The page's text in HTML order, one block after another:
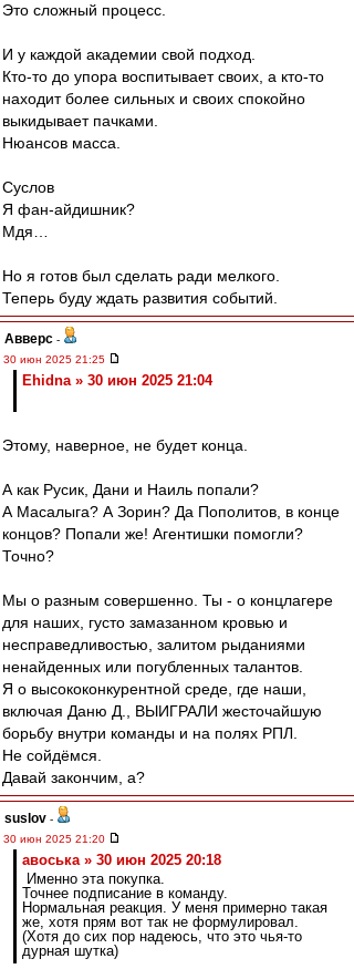
Это сложный процесс.
И у каждой академии свой подход.
Кто-то до упора воспитывает своих, а кто-то
находит более сильных и своих спокойно
выкидывает пачками.
Нюансов масса.
Суслов
Я фан-айдишник?
Мдя…
Но я готов был сделать ради мелкого.
Теперь буду ждать развития событий.
Авверс -
30 июн 2025 21:25
Ehidna » 30 июн 2025 21:04
Этому, наверное, не будет конца.
А как Русик, Дани и Наиль попали?
А Масалыга? А Зорин? Да Пополитов, в конце
концов? Попали же! Агентишки помогли?
Точно?
Мы о разным совершенно. Ты - о концлагере
для наших, густо замазанном кровью и
несправедливостью, залитом рыданиями
ненайденных или погубленных талантов.
Я о высококонкурентной среде, где наши,
включая Даню Д., ВЫИГРАЛИ жесточайшую
борьбу внутри команды и на полях РПЛ.
Не сойдёмся.
Давай закончим, а?
suslov -
30 июн 2025 21:20
авоська » 30 июн 2025 20:18
Именно эта покупка.
Точнее подписание в команду.
Нормальная реакция. У меня примерно такая
же, хотя прям вот так не формулировал.
(Хотя до сих пор надеюсь, что это чья-то
дурная шутка)